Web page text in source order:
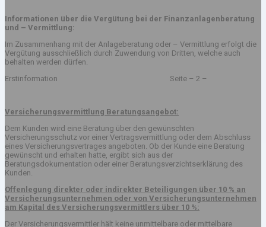
Informationen über die Vergütung bei der Finanzanlagenberatung
und – Vermittlung:
Im Zusammenhang mit der Anlageberatung oder – Vermittlung erfolgt die
Vergütung ausschließlich durch Zuwendung von Dritten, welche auch
behalten werden dürfen.
Erstinformation Seite – 2 –
Versicherungsvermittlung Beratungsangebot:
Dem Kunden wird eine Beratung über den gewünschten
Versicherungsschutz vor einer Vertragsvermittlung oder dem Abschluss
eines Versicherungsvertrages angeboten. Ob der Kunde eine Beratung
gewünscht und erhalten hatte, ergibt sich aus der
Beratungsdokumentation oder einer Beratungsverzichtserklärung des
Kunden.
Offenlegung direkter oder indirekter Beteiligungen über 10 % an
Versicherungsunternehmen oder von Versicherungsunternehmen
am Kapital des Versicherungsvermittlers über 10 %:
Der Versicherungsvermittler hält keine unmittelbare oder mittelbare